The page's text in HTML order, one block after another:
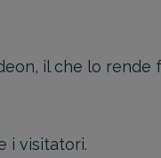
il che lo rende
i visitatori.